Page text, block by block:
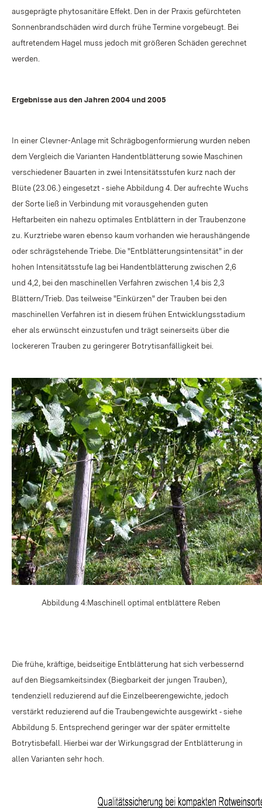
ausgeprägte phytosanitäre Effekt. Den in der Praxis gefürchteten
Sonnenbrandschäden wird durch frühe Termine vorgebeugt. Bei
auftretendem Hagel muss jedoch mit größeren Schäden gerechnet
werden.
Ergebnisse aus den Jahren 2004 und 2005
In einer Clevner-Anlage mit Schrägbogenformierung wurden neben
dem Vergleich die Varianten Handentblätterung sowie Maschinen
verschiedener Bauarten in zwei Intensitätsstufen kurz nach der
Blüte (23.06.) eingesetzt ‑ siehe Abbildung 4. Der aufrechte Wuchs
der Sorte ließ in Verbindung mit vorausgehenden guten
Heftarbeiten ein nahezu optimales Entblättern in der Traubenzone
zu. Kurztriebe waren ebenso kaum vorhanden wie heraushängende
oder schrägstehende Triebe. Die "Entblätterungsintensität" in der
hohen Intensitätsstufe lag bei Handentblätterung zwischen 2,6
und 4,2, bei den maschinellen Verfahren zwischen 1,4 bis 2,3
Blättern/Trieb. Das teilweise "Einkürzen" der Trauben bei den
maschinellen Verfahren ist in diesem frühen Entwicklungsstadium
eher als erwünscht einzustufen und trägt seinerseits über die
lockereren Trauben zu geringerer Botrytisanfälligkeit bei.
Abbildung 4:Maschinell optimal entblättere Reben
Die frühe, kräftige, beidseitige Entblätterung hat sich verbessernd
auf den Biegsamkeitsindex (Biegbarkeit der jungen Trauben),
tendenziell reduzierend auf die Einzelbeerengewichte, jedoch
verstärkt reduzierend auf die Traubengewichte ausgewirkt ‑ siehe
Abbildung 5. Entsprechend geringer war der später ermittelte
Botrytisbefall. Hierbei war der Wirkungsgrad der Entblätterung in
allen Varianten sehr hoch.